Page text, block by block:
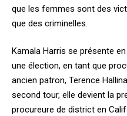
que les femmes sont des
que des criminelles.
Kamala Harris se présente
une élection, en tant que
ancien patron, Terence
second tour, elle devient la
procureure de district en